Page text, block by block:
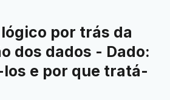
por trás da
dos dados - Dado:
e por que tratá-